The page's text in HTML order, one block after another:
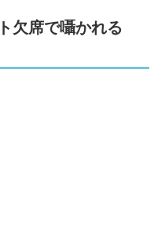
欠席で囁かれる